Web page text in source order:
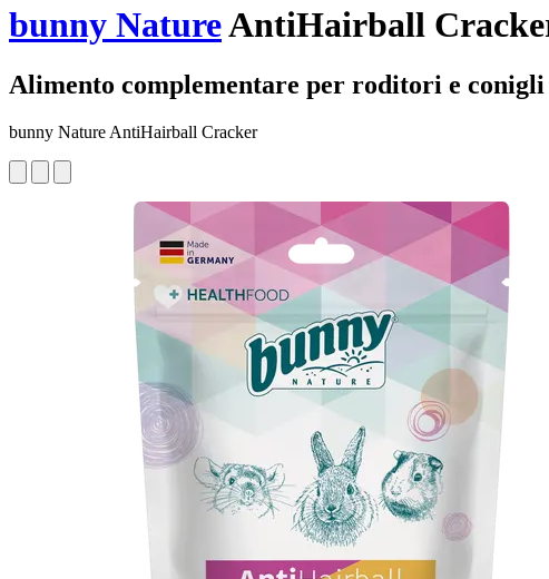
bunny NatureAntiHairball
Alimento complementare per roditori e conigli
bunny Nature AntiHairball Cracker